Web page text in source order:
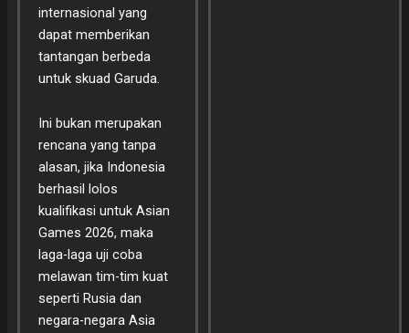
internasional yang
dapat memberikan
tantangan berbeda
untuk skuad Garuda.
Ini bukan merupakan
rencana yang tanpa
alasan, jika Indonesia
berhasil lolos
kualifikasi untuk Asian
Games 2026, maka
laga-laga uji coba
melawan tim-tim kuat
seperti Rusia dan
negara-negara Asia